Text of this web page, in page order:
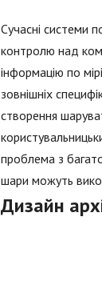
Сучасні системи
контролю над
інформацію по
зовнішніх
створення
проблема з
шари можуть
Дизайн